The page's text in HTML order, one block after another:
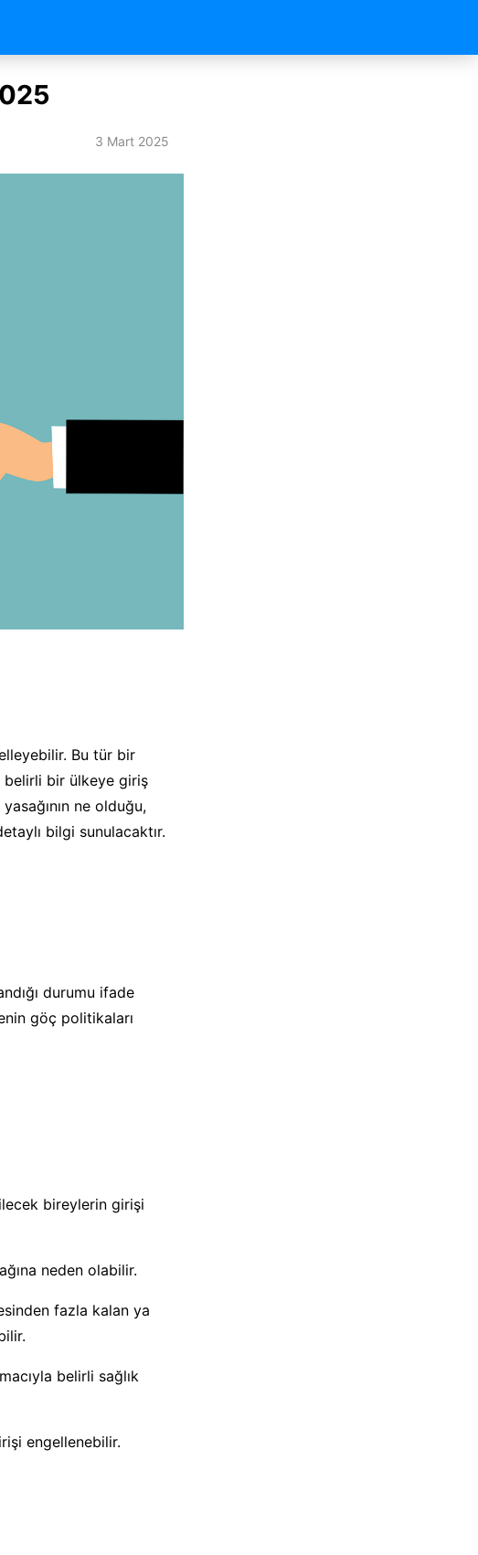
3 Mart 2025
Bu tür bir
belirli bir ülkeye giriş
ne olduğu,
bilgi sunulacaktır.
durumu ifade
göç politikaları
bireylerin girişi
neden olabilir.
fazla kalan ya
belirli sağlık
engellenebilir.